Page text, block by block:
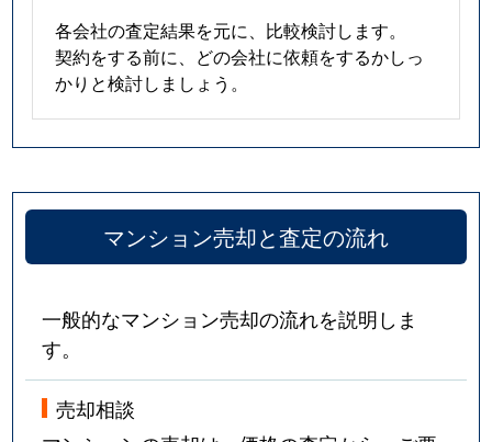
各会社の査定結果を元に、比較検討します。
契約をする前に、どの会社に依頼をするかしっ
かりと検討しましょう。
マンション売却と査定の流れ
一般的なマンション売却の流れを説明しま
す。
売却相談